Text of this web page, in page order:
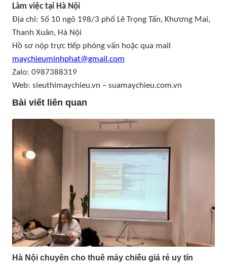
Làm việc tại Hà Nội
Địa chỉ: Số 10 ngõ 198/3 phố Lê Trọng Tấn, Khương Mai,
Thanh Xuân, Hà Nội
Hồ sơ nộp trực tiếp phỏng vấn hoặc qua mail
maychieuminhphat@gmail.com
Zalo: 0987388319
Web: sieuthimaychieu.vn – suamaychieu.com.vn
Bài viết liên quan
Hà Nội chuyên cho thuê máy chiếu giá rẻ uy tín